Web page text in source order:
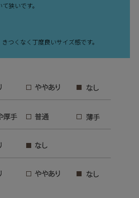
狭いです。
つくなく丁度良いサイズ感です。